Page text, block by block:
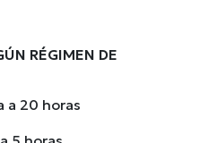
RÉGIMEN DE
a 20 horas